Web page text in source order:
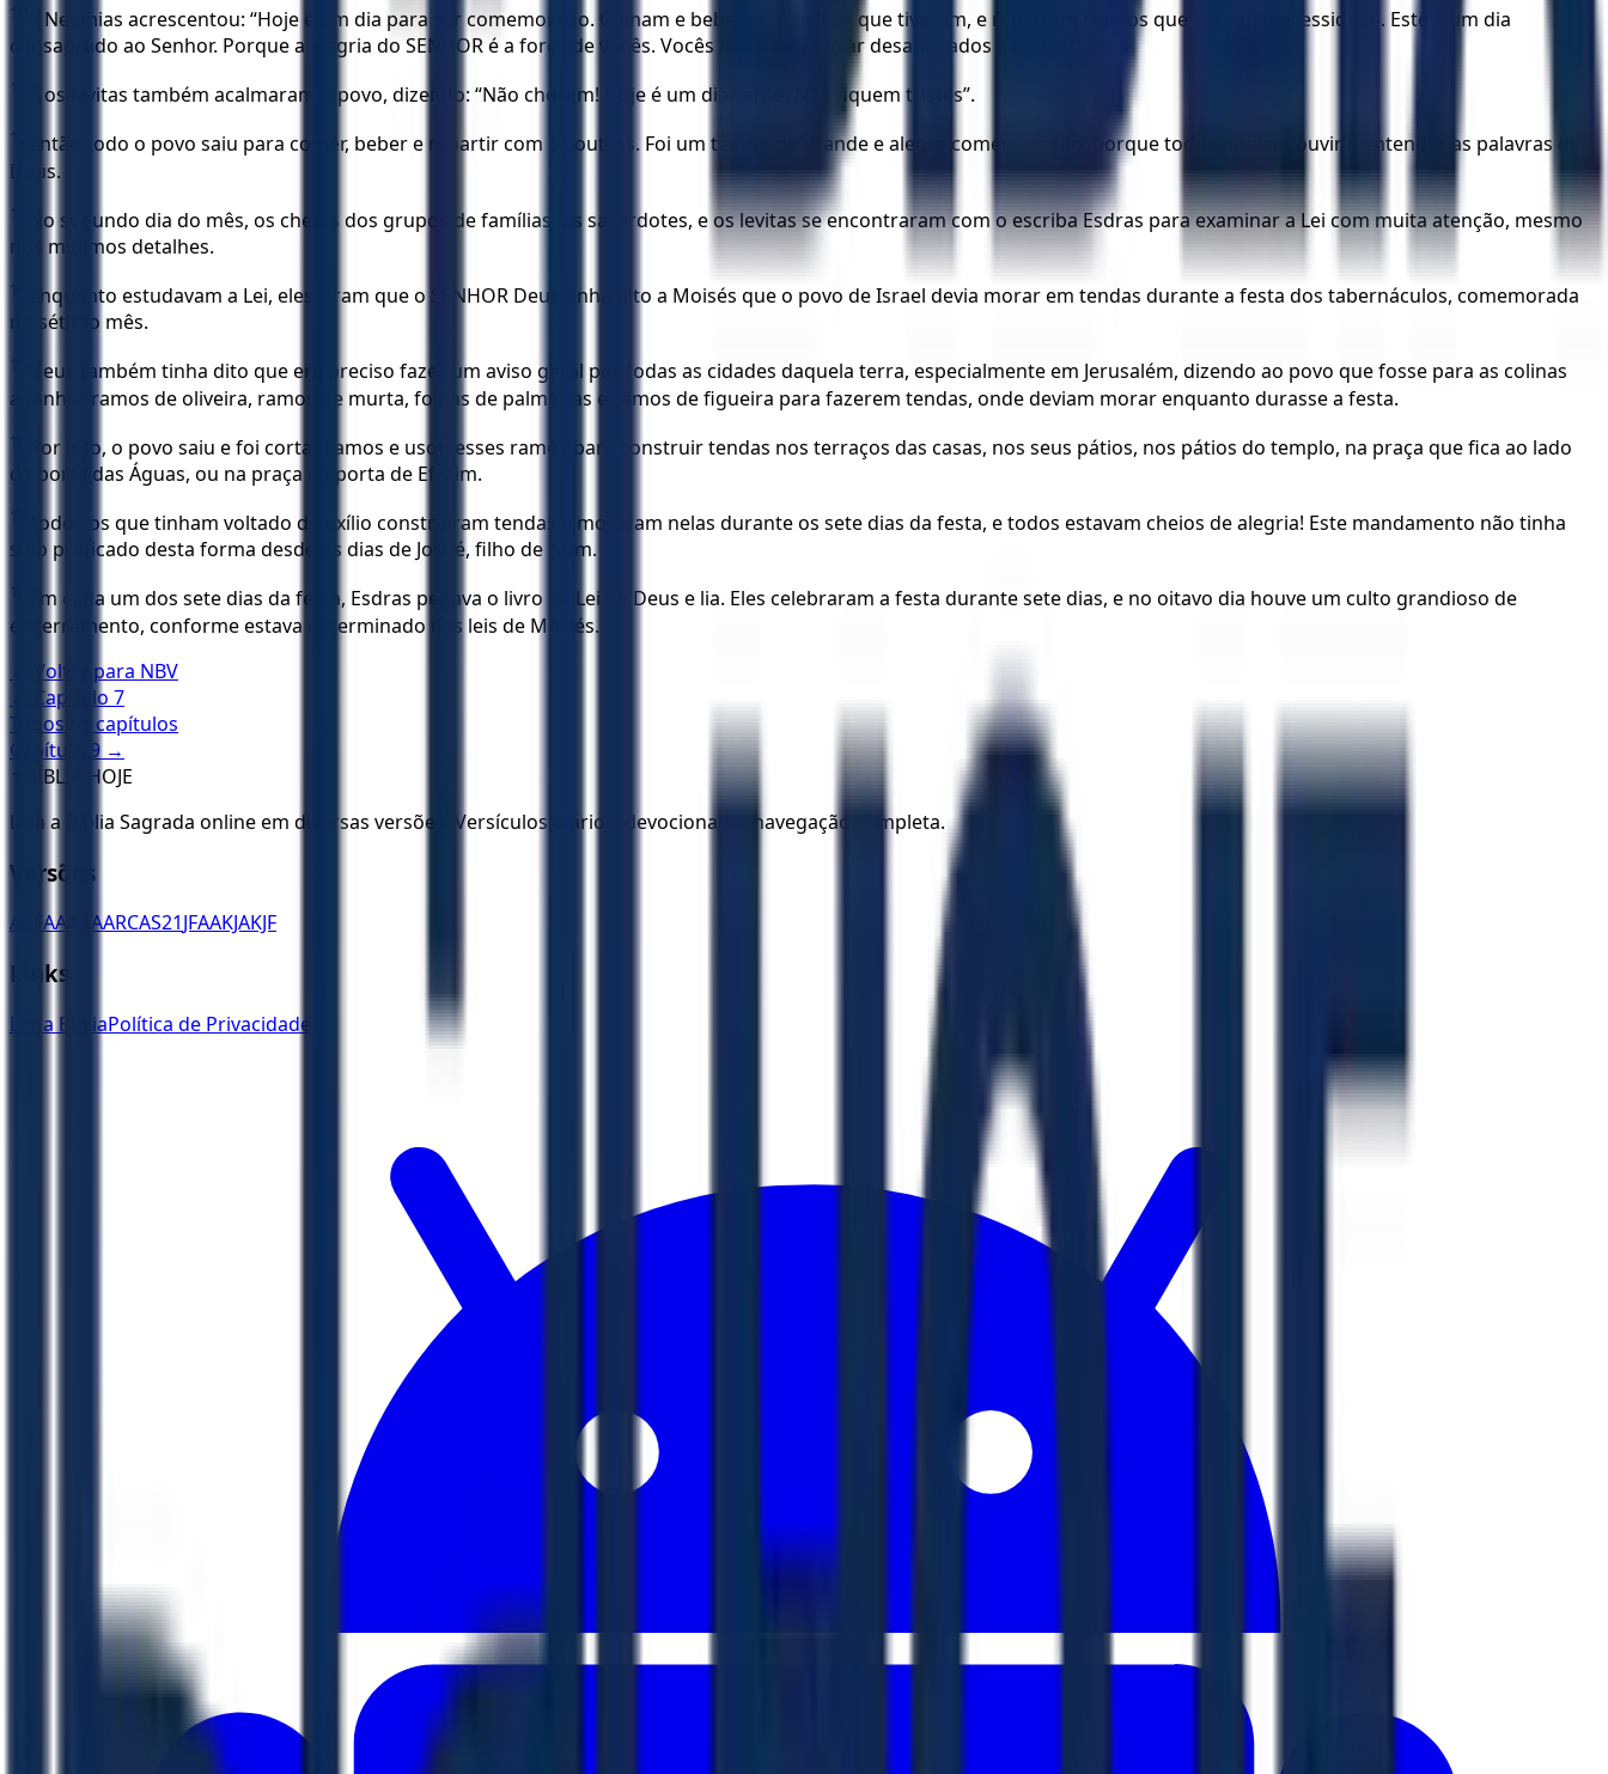
10
E Neemias acrescentou: “Hoje é um dia para ser comemorado. Comam e bebam do melhor que tiverem, e repartam com os que passam necessidade. Este é um dia
consagrado ao Senhor. Porque a alegria do SENHOR é a força de vocês. Vocês não devem ficar desanimados e tristes!”
11 E os levitas também acalmaram o povo, dizendo: “Não chorem! Hoje é um dia santo. Não fiquem tristes”.
12
Então todo o povo saiu para comer, beber e repartir com os outros. Foi um tempo de grande e alegre comemoração, porque todos podiam ouvir e entender as palavras de
Deus.
13
No segundo dia do mês, os chefes dos grupos de famílias, os sacerdotes, e os levitas se encontraram com o escriba Esdras para examinar a Lei com muita atenção, mesmo
nos mínimos detalhes.
14
Enquanto estudavam a Lei, eles viram que o SENHOR Deus tinha dito a Moisés que o povo de Israel devia morar em tendas durante a festa dos tabernáculos, comemorada
no sétimo mês.
15
Deus também tinha dito que era preciso fazer um aviso geral por todas as cidades daquela terra, especialmente em Jerusalém, dizendo ao povo que fosse para as colinas
apanhar ramos de oliveira, ramos de murta, folhas de palmeiras e ramos de figueira para fazerem tendas, onde deviam morar enquanto durasse a festa.
16
Por isso, o povo saiu e foi cortar ramos e usou esses ramos para construir tendas nos terraços das casas, nos seus pátios, nos pátios do templo, na praça que fica ao lado
da porta das Águas, ou na praça da porta de Efraim.
17
Todos os que tinham voltado do exílio construíram tendas e moraram nelas durante os sete dias da festa, e todos estavam cheios de alegria! Este mandamento não tinha
sido praticado desta forma desde os dias de Josué, filho de Num.
18
Em cada um dos sete dias da festa, Esdras pegava o livro da Lei de Deus e lia. Eles celebraram a festa durante sete dias, e no oitavo dia houve um culto grandioso de
encerramento, conforme estava determinado nas leis de Moisés.
← Voltar para NBV
← Capítulo 7
Todos os capítulos
Capítulo
9 →
BÍBLIA HOJE
Leia a Bíblia Sagrada online em diversas versões. Versículos diários, devocionais e navegação completa.
Versões
ACFAA ARAARCAS21JFAAKJAKJF
Links
Ler a BíbliaPolítica de Privacidade